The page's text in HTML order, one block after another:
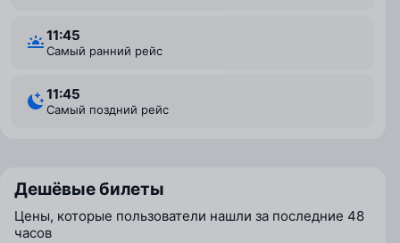
11:45
Самый ранний рейс
11:45
Самый поздний рейс
Дешёвые билеты
Цены, которые пользователи нашли за последние 48
часов